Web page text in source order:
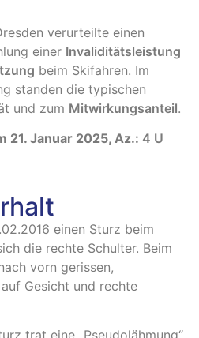
verurteilte einen
einer Invaliditätsleistung
beim Skifahren. Im
standen die typischen
und zum Mitwirkungsanteil.
21. Januar 2025, Az.: 4 U
einen Sturz beim
die rechte Schulter. Beim
vorn gerissen,
Gesicht und rechte